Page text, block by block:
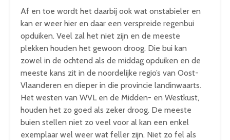
Af en toe wordt het daarbij ook wat onstabieler en
kan er weer hier en daar een verspreide regenbui
opduiken. Veel zal het niet zijn en de meeste
plekken houden het gewoon droog. Die bui kan
zowel in de ochtend als de middag opduiken en de
meeste kans zit in de noordelijke regio’s van Oost-
Vlaanderen en dieper in die provincie landinwaarts.
Het westen van WVL en de Midden- en Westkust,
houden het zo goed als zeker droog. De meeste
buien stellen niet zo veel voor al kan een enkel
exemplaar wel weer wat feller zijn. Niet zo fel als